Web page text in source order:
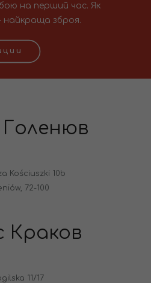
на перший час. Як
найкраща зброя.
Kościuszki 10b
72-100
Краков
11/17